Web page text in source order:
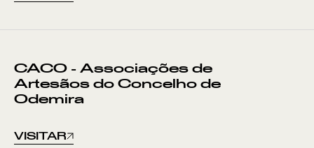
CACO - Associações de
Artesãos do Concelho de
Odemira
VISITAR